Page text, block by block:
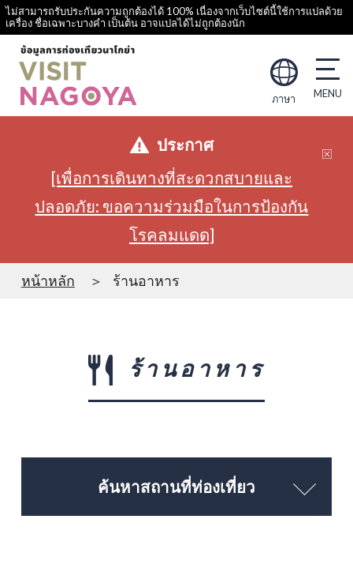
ไม่สามารถรับประกันความถูกต้องได้ 100% เนื่องจากเว็บไซต์นี้ใช้การแปลด้วย
เครื่อง ชื่อเฉพาะบางคำ เป็นต้น อาจแปลได้ไม่ถูกต้องนัก
ภาษา
ประกาศ
[เพื่อการเดินทางที่สะดวกสบายและ
ปลอดภัย: ขอความร่วมมือในการป้องกัน
โรคลมแดด]
หน้าหลัก ร้านอาหาร
ร้านอาหาร
ค้นหาสถานที่ท่องเที่ยว